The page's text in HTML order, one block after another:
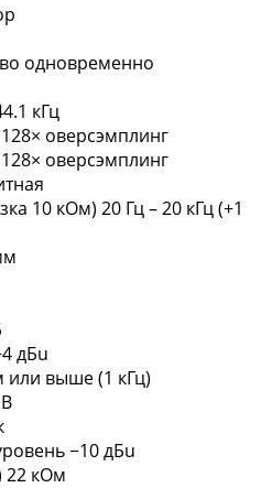
одновременно
кГц
оверсэмплинг
оверсэмплинг
10 кОм) 20 Гц – 20 кГц (+1
дБu
выше (1 кГц)
−10 дБu
22 кОм